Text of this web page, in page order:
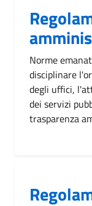
Norme
disciplinare
degli uffici,
dei servizi
trasparenza